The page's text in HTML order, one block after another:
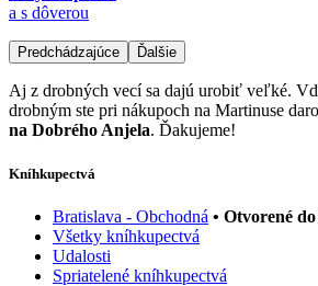
a s dôverou
Predchádzajúce Ďalšie
Aj z drobných vecí sa dajú urobiť veľké.
drobným ste pri nákupoch na Martinuse
na Dobrého Anjela. Ďakujeme!
Kníhkupectvá
Bratislava - Obchodná • Otvorené
Všetky kníhkupectvá
Udalosti
Spriatelené kníhkupectvá